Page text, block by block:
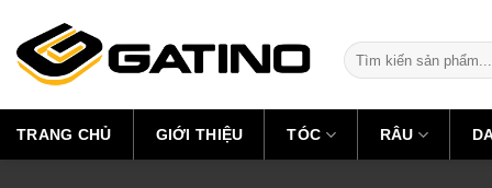
content
Tìm
kiếm:
TRANG CHỦ GIỚI THIỆU TÓC RÂU